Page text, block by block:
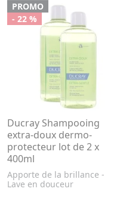
PROMO
- 22 %
Ducray Shampooing
extra-doux dermo-
protecteur lot de 2 x
400ml
Apporte de la brillance -
Lave en douceur